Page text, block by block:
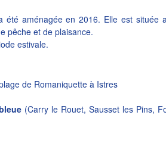
été aménagée en 2016. Elle est située
pêche et de plaisance.
estivale.
de Romaniquette à Istres
(Carry le Rouet, Sausset les Pins,